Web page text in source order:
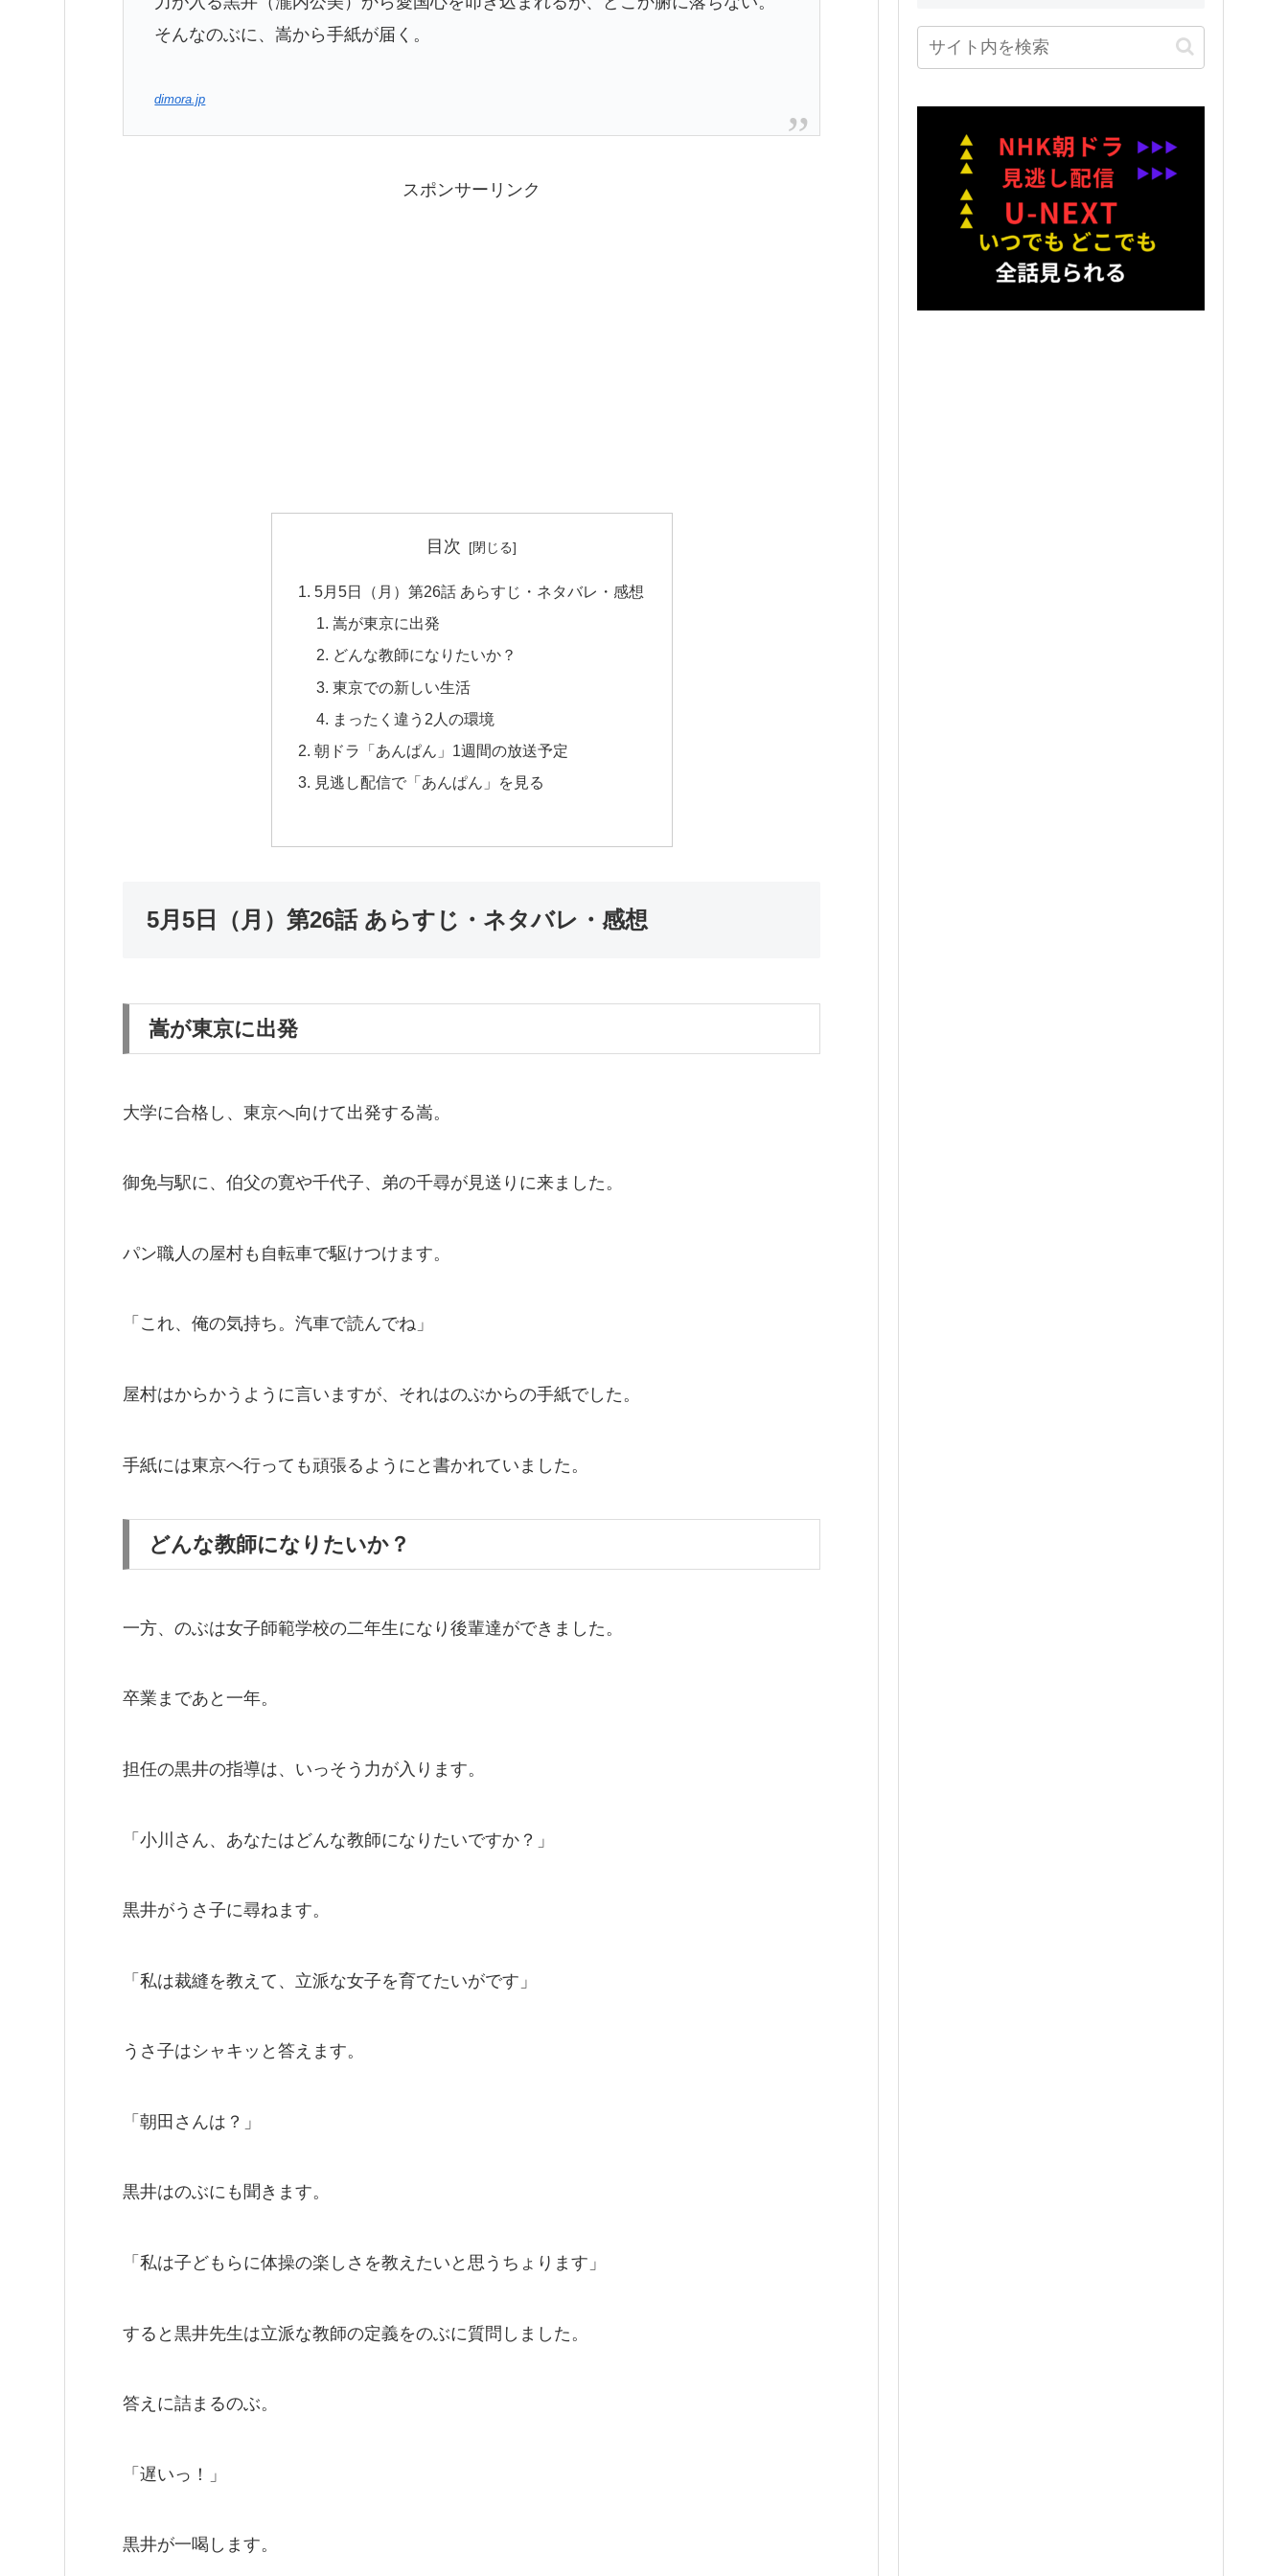
そんなのぶに、嵩から手紙が届く。
dimora.jp
スポンサーリンク
目次
5月5日（月）第26話 あらすじ・ネタバレ・感想
嵩が東京に出発
どんな教師になりたいか？
東京での新しい生活
まったく違う2人の環境
朝ドラ「あんぱん」1週間の放送予定
見逃し配信で「あんぱん」を見る
5月5日（月）第26話 あらすじ・ネタバレ・感想
嵩が東京に出発
大学に合格し、東京へ向けて出発する嵩。
御免与駅に、伯父の寛や千代子、弟の千尋が見送りに来ました。
パン職人の屋村も自転車で駆けつけます。
「これ、俺の気持ち。汽車で読んでね」
屋村はからかうように言いますが、それはのぶからの手紙でした。
手紙には東京へ行っても頑張るようにと書かれていました。
どんな教師になりたいか？
一方、のぶは女子師範学校の二年生になり後輩達ができました。
卒業まであと一年。
担任の黒井の指導は、いっそう力が入ります。
「小川さん、あなたはどんな教師になりたいですか？」
黒井がうさ子に尋ねます。
「私は裁縫を教えて、立派な女子を育てたいがです」
うさ子はシャキッと答えます。
「朝田さんは？」
黒井はのぶにも聞きます。
「私は子どもらに体操の楽しさを教えたいと思うちょります」
すると黒井先生は立派な教師の定義をのぶに質問しました。
答えに詰まるのぶ。
「遅いっ！」
黒井が一喝します。